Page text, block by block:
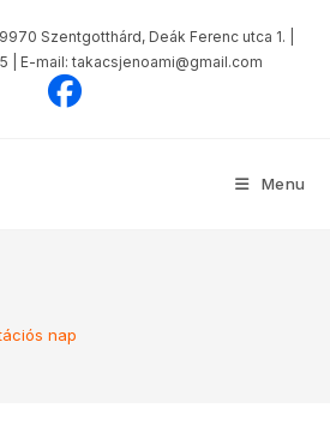
Szentgotthárd, Deák Ferenc utca 1. |
| E-mail: takacsjenoami@gmail.com
Menu
nap